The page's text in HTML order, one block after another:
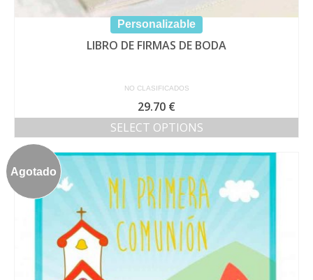
Personalizable
LIBRO DE FIRMAS DE BODA
NO CLASIFICADOS
29.70 €
SELECT OPTIONS
Agotado